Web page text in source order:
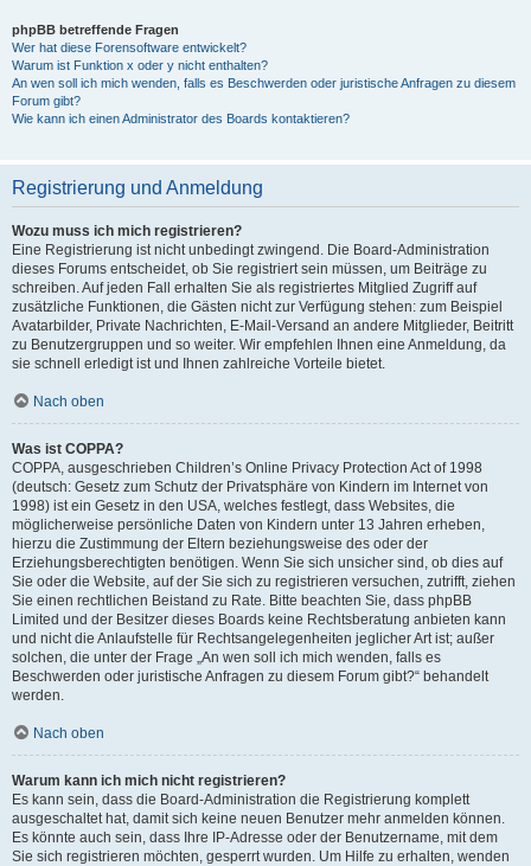
phpBB betreffende Fragen
Wer hat diese Forensoftware entwickelt?
Warum ist Funktion x oder y nicht enthalten?
An wen soll ich mich wenden, falls es Beschwerden oder juristische Anfragen zu diesem
Forum gibt?
Wie kann ich einen Administrator des Boards kontaktieren?
Registrierung und Anmeldung
Wozu muss ich mich registrieren?
Eine Registrierung ist nicht unbedingt zwingend. Die Board-Administration
dieses Forums entscheidet, ob Sie registriert sein müssen, um Beiträge zu
schreiben. Auf jeden Fall erhalten Sie als registriertes Mitglied Zugriff auf
zusätzliche Funktionen, die Gästen nicht zur Verfügung stehen: zum Beispiel
Avatarbilder, Private Nachrichten, E-Mail-Versand an andere Mitglieder, Beitritt
zu Benutzergruppen und so weiter. Wir empfehlen Ihnen eine Anmeldung, da
sie schnell erledigt ist und Ihnen zahlreiche Vorteile bietet.
Nach oben
Was ist COPPA?
COPPA, ausgeschrieben Children’s Online Privacy Protection Act of 1998
(deutsch: Gesetz zum Schutz der Privatsphäre von Kindern im Internet von
1998) ist ein Gesetz in den USA, welches festlegt, dass Websites, die
möglicherweise persönliche Daten von Kindern unter 13 Jahren erheben,
hierzu die Zustimmung der Eltern beziehungsweise des oder der
Erziehungsberechtigten benötigen. Wenn Sie sich unsicher sind, ob dies auf
Sie oder die Website, auf der Sie sich zu registrieren versuchen, zutrifft, ziehen
Sie einen rechtlichen Beistand zu Rate. Bitte beachten Sie, dass phpBB
Limited und der Besitzer dieses Boards keine Rechtsberatung anbieten kann
und nicht die Anlaufstelle für Rechtsangelegenheiten jeglicher Art ist; außer
solchen, die unter der Frage „An wen soll ich mich wenden, falls es
Beschwerden oder juristische Anfragen zu diesem Forum gibt?“ behandelt
werden.
Nach oben
Warum kann ich mich nicht registrieren?
Es kann sein, dass die Board-Administration die Registrierung komplett
ausgeschaltet hat, damit sich keine neuen Benutzer mehr anmelden können.
Es könnte auch sein, dass Ihre IP-Adresse oder der Benutzername, mit dem
Sie sich registrieren möchten, gesperrt wurden. Um Hilfe zu erhalten, wenden